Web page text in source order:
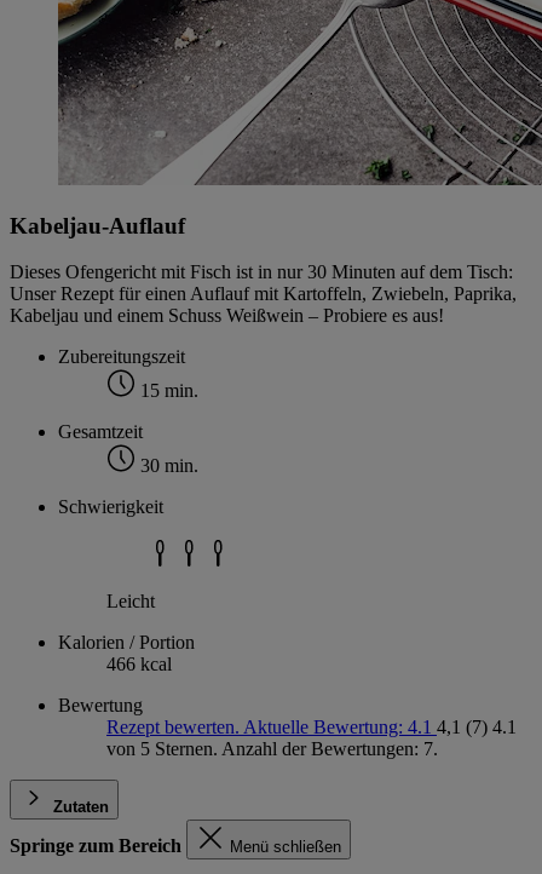
Kabeljau-Auflauf
Dieses Ofengericht mit Fisch ist in nur 30 Minuten auf dem Tisch:
Unser Rezept für einen Auflauf mit Kartoffeln, Zwiebeln, Paprika,
Kabeljau und einem Schuss Weißwein – Probiere es aus!
Zubereitungszeit
15 min.
Gesamtzeit
30 min.
Schwierigkeit
Leicht
Kalorien / Portion
466 kcal
Bewertung
Rezept bewerten. Aktuelle Bewertung: 4.1 4,1 (7) 4.1
von 5 Sternen. Anzahl der Bewertungen: 7.
Zutaten
Springe zum Bereich Menü schließen